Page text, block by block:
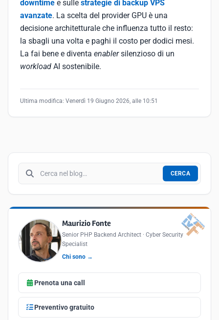
downtime e sulle strategie di backup VPS
avanzate. La scelta del provider GPU è una
decisione architetturale che influenza tutto il resto:
la sbagli una volta e paghi il costo per dodici mesi.
La fai bene e diventa enablersilenzioso di un
workload AI sostenibile.
Ultima modifica: Venerdì 19 Giugno 2026, alle 10:51
Cerca nel blog
CERCA
Maurizio Fonte
Senior PHP Backend Architect · Cyber Security
Specialist
Chi sono →
Prenota una call
Preventivo gratuito